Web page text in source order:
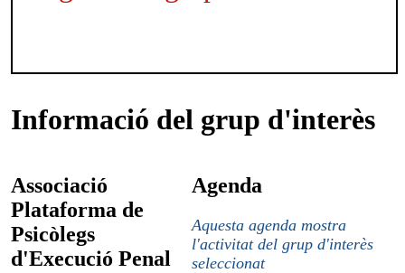
Informació del grup d'interès
Associació
Plataforma de
Psicòlegs
d'Execució Penal
Agenda
Aquesta agenda mostra
l'activitat del grup d'interès
seleccionat